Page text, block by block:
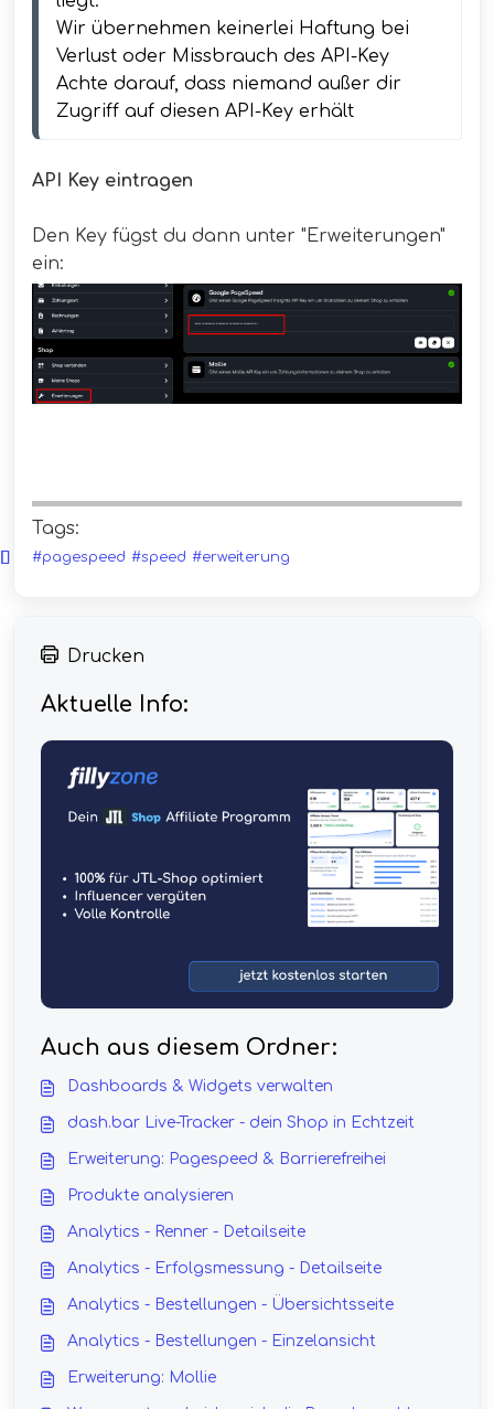
Wir übernehmen keinerlei Haftung bei
Verlust oder Missbrauch des API-Key
Achte darauf, dass niemand außer dir
Zugriff auf diesen API-Key erhält
API Key eintragen
Den Key fügst du dann unter "Erweiterungen"
ein:
Tags:
#pagespeed #speed #erweiterung
Drucken
Aktuelle Info:
Auch aus diesem Ordner:
Dashboards & Widgets verwalten
dash.bar Live-Tracker - dein Shop in Echtzeit
Erweiterung: Pagespeed & Barrierefreihei
Produkte analysieren
Analytics - Renner - Detailseite
Analytics - Erfolgsmessung - Detailseite
Analytics - Bestellungen - Übersichtsseite
Analytics - Bestellungen - Einzelansicht
Erweiterung: Mollie